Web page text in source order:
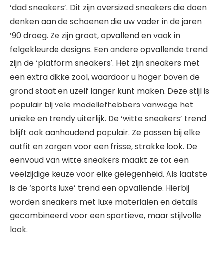
‘dad sneakers’. Dit zijn oversized sneakers die doen
denken aan de schoenen die uw vader in de jaren
’90 droeg. Ze zijn groot, opvallend en vaak in
felgekleurde designs. Een andere opvallende trend
zijn de ‘platform sneakers’. Het zijn sneakers met
een extra dikke zool, waardoor u hoger boven de
grond staat en uzelf langer kunt maken. Deze stijl is
populair bij vele modeliefhebbers vanwege het
unieke en trendy uiterlijk. De ‘witte sneakers’ trend
blijft ook aanhoudend populair. Ze passen bij elke
outfit en zorgen voor een frisse, strakke look. De
eenvoud van witte sneakers maakt ze tot een
veelzijdige keuze voor elke gelegenheid. Als laatste
is de ‘sports luxe’ trend een opvallende. Hierbij
worden sneakers met luxe materialen en details
gecombineerd voor een sportieve, maar stijlvolle
look.